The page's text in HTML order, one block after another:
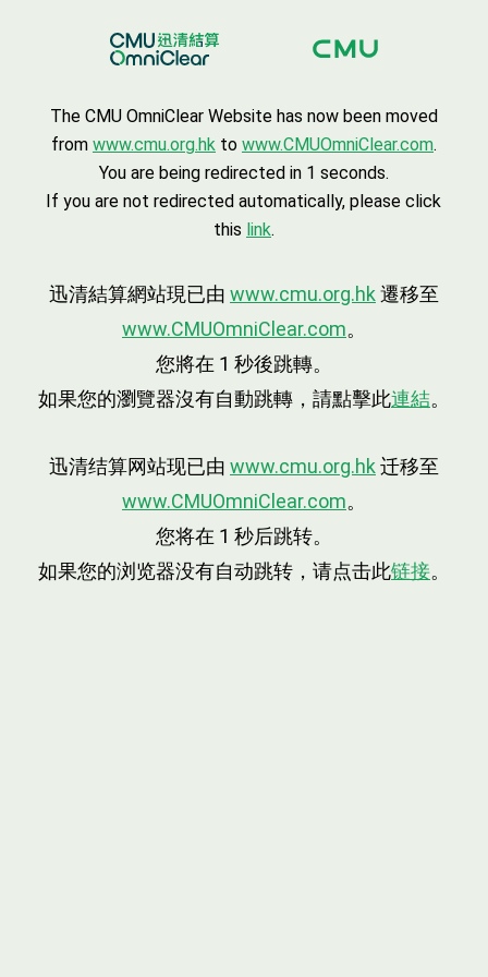
The CMU OmniClear Website has now been moved
from www.cmu.org.hkto www.CMUOmniClear.com.
You are being redirected in 1 seconds.
If you are not redirected automatically, please click
this link.
迅清結算網站現已由 www.cmu.org.hk 遷移至
www.CMUOmniClear.com。
您將在 1 秒後跳轉。
如果您的瀏覽器沒有自動跳轉，請點擊此連結。
迅清结算网站现已由 www.cmu.org.hk 迁移至
www.CMUOmniClear.com。
您将在 1 秒后跳转。
如果您的浏览器没有自动跳转，请点击此链接。